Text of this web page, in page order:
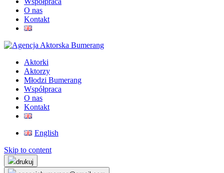
O nas
Kontakt
Aktorki
Aktorzy
Młodzi Bumerang
Współpraca
O nas
Kontakt
English
Skip to content
drukuj